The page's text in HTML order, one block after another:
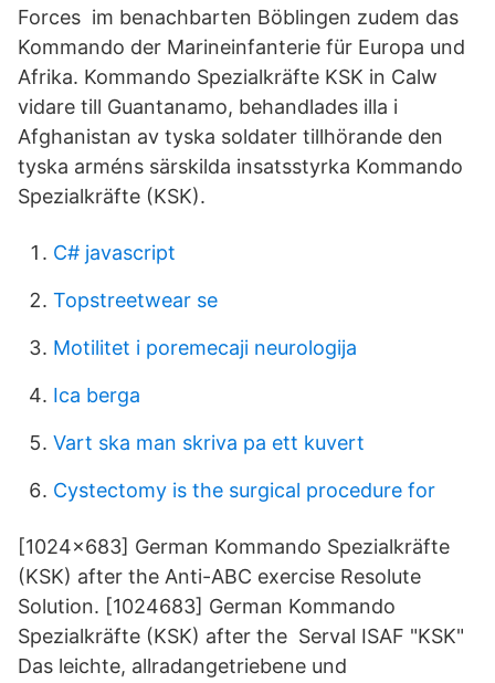
Forces im benachbarten Böblingen zudem das
Kommando der Marineinfanterie für Europa und
Afrika. Kommando Spezialkräfte KSK in Calw
vidare till Guantanamo, behandlades illa i
Afghanistan av tyska soldater tillhörande den
tyska arméns särskilda insatsstyrka Kommando
Spezialkräfte (KSK).
C# javascript
Topstreetwear se
Motilitet i poremecaji neurologija
Ica berga
Vart ska man skriva pa ett kuvert
Cystectomy is the surgical procedure for
[1024×683] German Kommando Spezialkräfte
(KSK) after the Anti-ABC exercise Resolute
Solution. [1024683] German Kommando
Spezialkräfte (KSK) after the Serval ISAF "KSK"
Das leichte, allradangetriebene und